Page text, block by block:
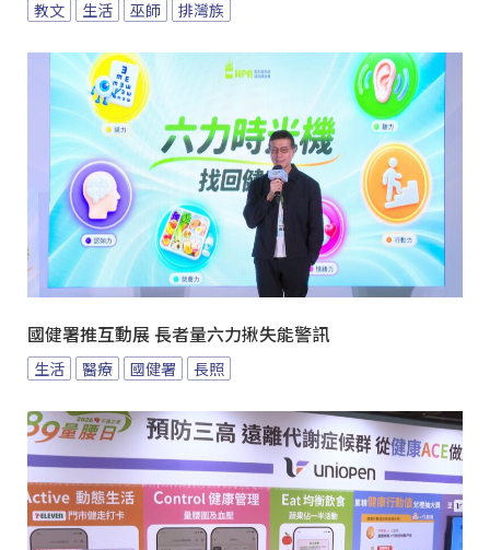
教文 生活 巫師 排灣族
國健署推互動展 長者量六力揪失能警訊
生活 醫療 國健署 長照